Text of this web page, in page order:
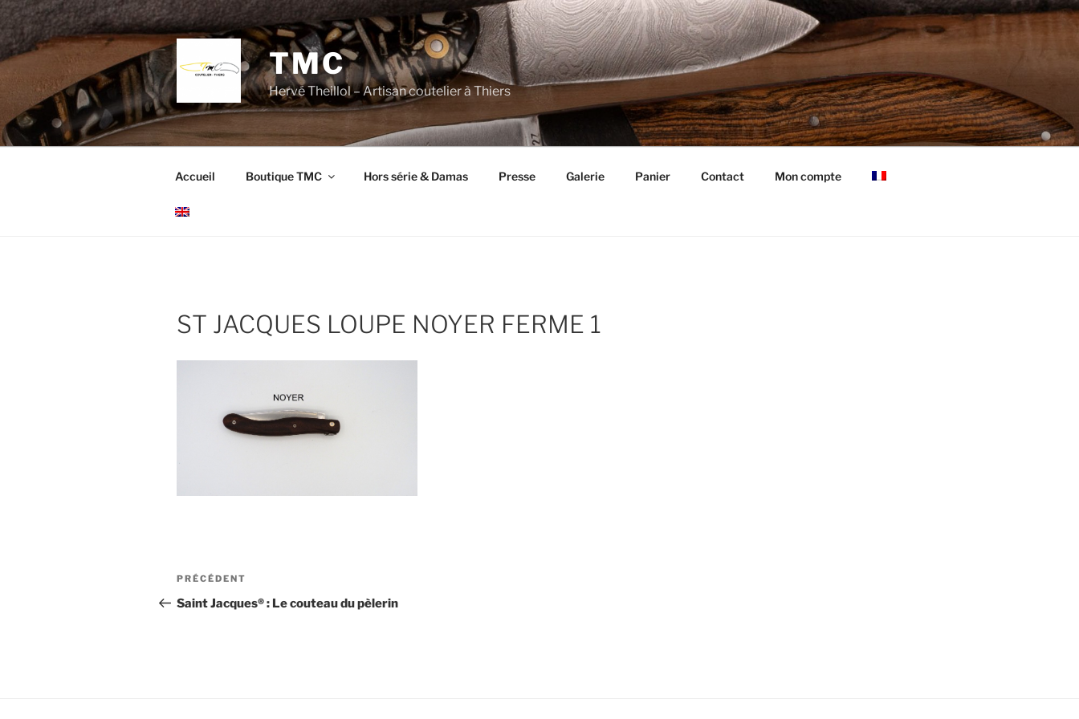
Aller
au
contenu
principal
TMC
Hervé Theillol – Artisan coutelier à Thiers
Accueil Boutique TMC Hors série & Damas Presse Galerie Panier Contact Mon compte
ST JACQUES LOUPE NOYER FERME 1
Navigation
de
Article
précédent
PRÉCÉDENT
Saint Jacques® : Le couteau du pèlerin